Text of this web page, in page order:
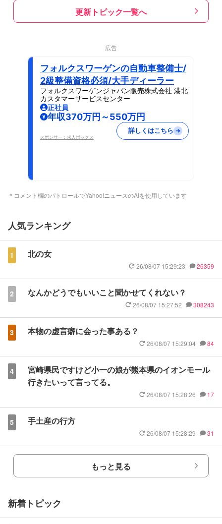
更新トピック一覧へ
広告
フォルクスワーゲンの自動車整備士/
2級整備資格必須/大手ディーラー
フォルクスワーゲンジャパン販売株式会社 港北
カスタマーサービスセンター
正社員
年収370万円～550万円
スポンサー：求人ボックス
詳しくはこちら
＊コメント欄のパトロールでYahoo!ニュースのAIを使用しています
人気ランキング
1 北の女
26/08/07 15:29:23 26359
2 なんかどうでもいいこと聞かせてくれない？
26/08/07 15:27:52 308243
3 本物の虚言癖に会った事ある？
26/08/07 15:29:04 84
4
宮崎県民ですけど小一の娘が熊本県のイオンモール
行きたいって言ってる。
26/08/07 15:28:26 17
5 手土産の行方
26/08/07 15:28:29 31
もっと見る
新着トピック